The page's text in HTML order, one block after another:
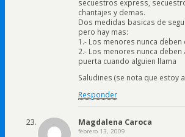
secuestros express,
chantajes y demas.
Dos medidas basicas de
pero hay mas:
1.- Los menores nunca
2.- Los menores nunca
puerta cuando alguien llama
Saludines (se nota que estoy
Responder
Magdalena Caroca
febrero 13, 2009